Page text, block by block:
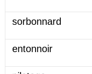
sorbonnard
entonnoir